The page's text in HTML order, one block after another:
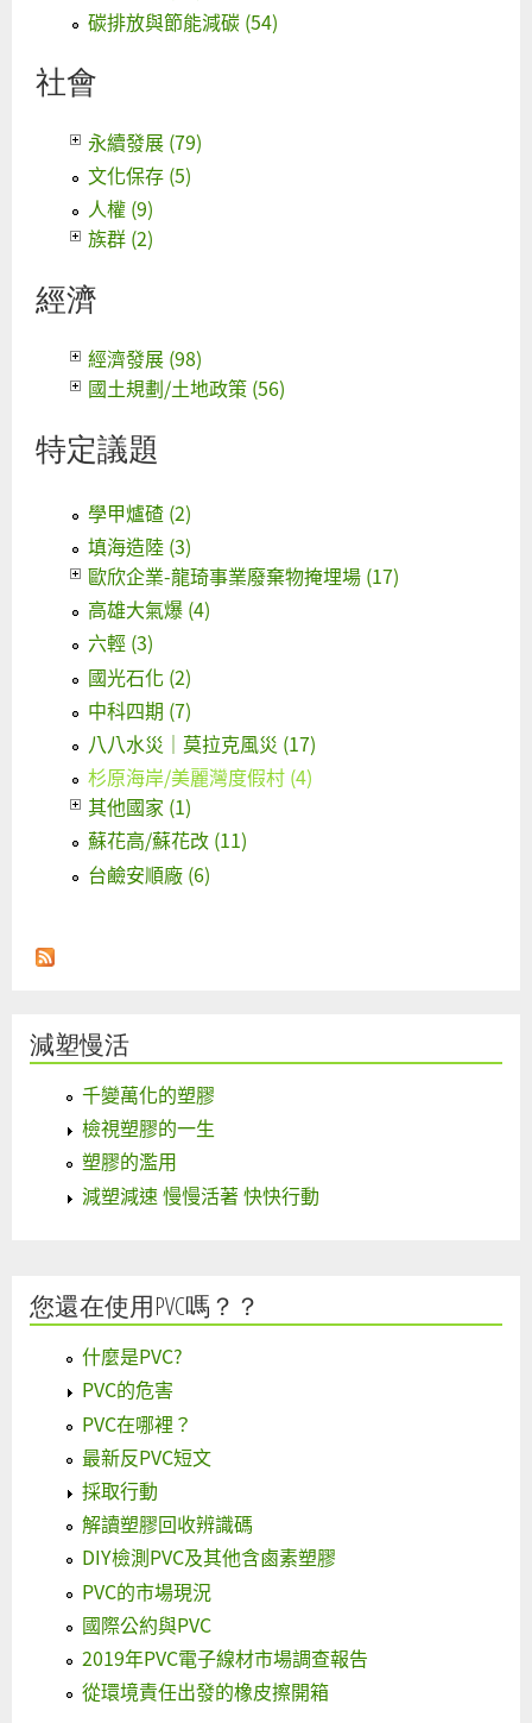
碳排放與節能減碳 (54)
社會
永續發展 (79)
文化保存 (5)
人權 (9)
族群 (2)
經濟
經濟發展 (98)
國土規劃/土地政策 (56)
特定議題
學甲爐碴 (2)
填海造陸 (3)
歐欣企業-龍琦事業廢棄物掩埋場 (17)
高雄大氣爆 (4)
六輕 (3)
國光石化 (2)
中科四期 (7)
八八水災｜莫拉克風災 (17)
杉原海岸/美麗灣度假村 (4)
其他國家 (1)
蘇花高/蘇花改 (11)
台鹼安順廠 (6)
減塑慢活
千變萬化的塑膠
檢視塑膠的一生
塑膠的濫用
減塑減速 慢慢活著 快快行動
您還在使用PVC嗎？？
什麼是PVC?
PVC的危害
PVC在哪裡？
最新反PVC短文
採取行動
解讀塑膠回收辨識碼
DIY檢測PVC及其他含鹵素塑膠
PVC的市場現況
國際公約與PVC
2019年PVC電子線材市場調查報告
從環境責任出發的橡皮擦開箱